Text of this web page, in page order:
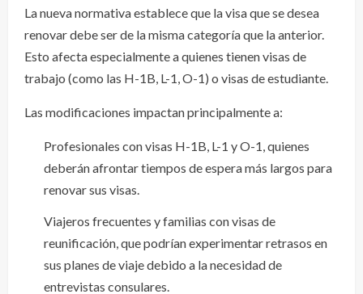
La nueva normativa establece que la visa que se desea
renovar debe ser de la misma categoría que la anterior.
Esto afecta especialmente a quienes tienen visas de
trabajo (como las H-1B, L-1, O-1) o visas de estudiante.
Las modificaciones impactan principalmente a:
Profesionales con visas H-1B, L-1 y O-1, quienes
deberán afrontar tiempos de espera más largos para
renovar sus visas.
Viajeros frecuentes y familias con visas de
reunificación, que podrían experimentar retrasos en
sus planes de viaje debido a la necesidad de
entrevistas consulares.